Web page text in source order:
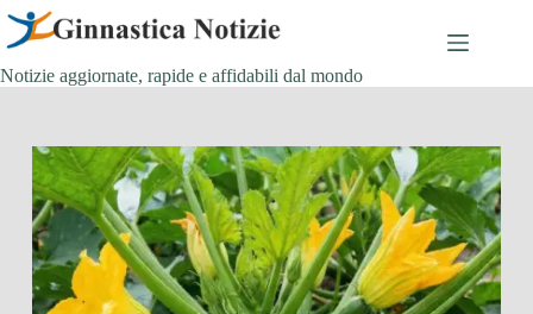
Salta
contenuto
Notizie aggiornate, rapide e affidabili dal mondo